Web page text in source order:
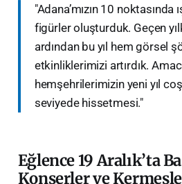
​"Adana’mızın 10 noktasında
figürler oluşturduk. Geçen
ardından bu yıl hem görsel
etkinliklerimizi artırdık.
hemşehrilerimizin yeni yıl
seviyede hissetmesi."
Eğlence 19 Aralık’ta
Konserler ve